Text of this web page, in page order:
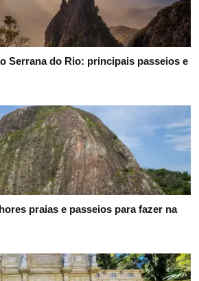
Serrana do Rio: principais passeios e
praias e passeios para fazer na